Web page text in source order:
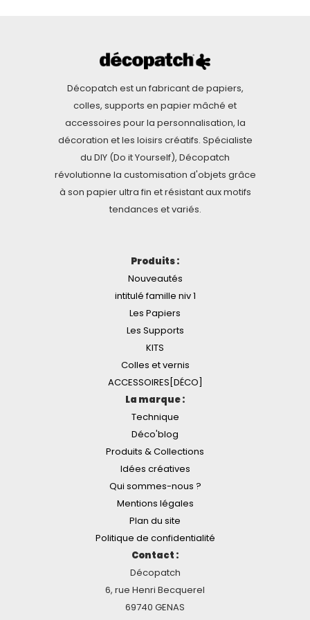
Décopatch est un fabricant de papiers,
colles, supports en papier mâché et
accessoires pour la personnalisation, la
décoration et les loisirs créatifs. Spécialiste
du DIY (Do it Yourself), Décopatch
révolutionne la customisation d'objets grâce
à son papier ultra fin et résistant aux motifs
tendances et variés.
Produits :
Nouveautés
intitulé famille niv 1
Les Papiers
Les Supports
KITS
Colles et vernis
ACCESSOIRES[DÉCO]
La marque :
Technique
Déco'blog
Produits & Collections
Idées créatives
Qui sommes-nous ?
Mentions légales
Plan du site
Politique de confidentialité
Contact :
Décopatch
6, rue Henri Becquerel
69740 GENAS